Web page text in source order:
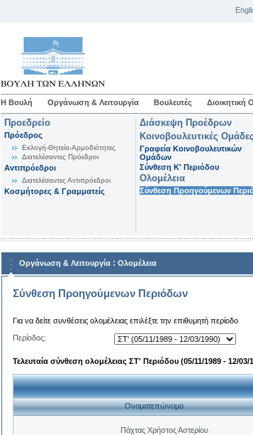
Η Βουλή Οργάνωση & Λειτουργία Βουλευτές
Προεδρείο
Πρόεδρος
Εκλογή-Θητεία-Αρμοδιότητες
Διατελέσαντες Πρόεδροι
Αντιπρόεδροι
Διατελέσαντες Αντιπρόεδροι
Κοσμήτορες & Γραμματείς
Διάσκεψη Προέδρων
Κοινοβουλευτικές Ομάδες
Γραφεία Κοινοβουλευτικών
Ομάδων
Σύνθεση K' Περιόδου
Ολομέλεια
Σύνθεση Προηγούμενων
Οργάνωση & Λειτουργία : Ολομέλεια
Σύνθεση Προηγούμενων Περιόδων
Για να δείτε συνθέσεις ολομέλειας επιλέξτε την επιθυμητή περίοδο
Περίοδος:
Τελευταία σύνθεση ολομέλειας ΣΤ' Περιόδου (05/11/1989 - 12/03/
Ονοματεπώνυμο
Πάχτας Χρήστος Αστερίου